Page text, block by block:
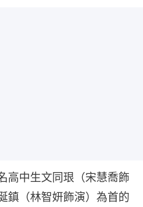
高中生文同珢（宋慧喬飾
鎮（林智妍飾演）為首的